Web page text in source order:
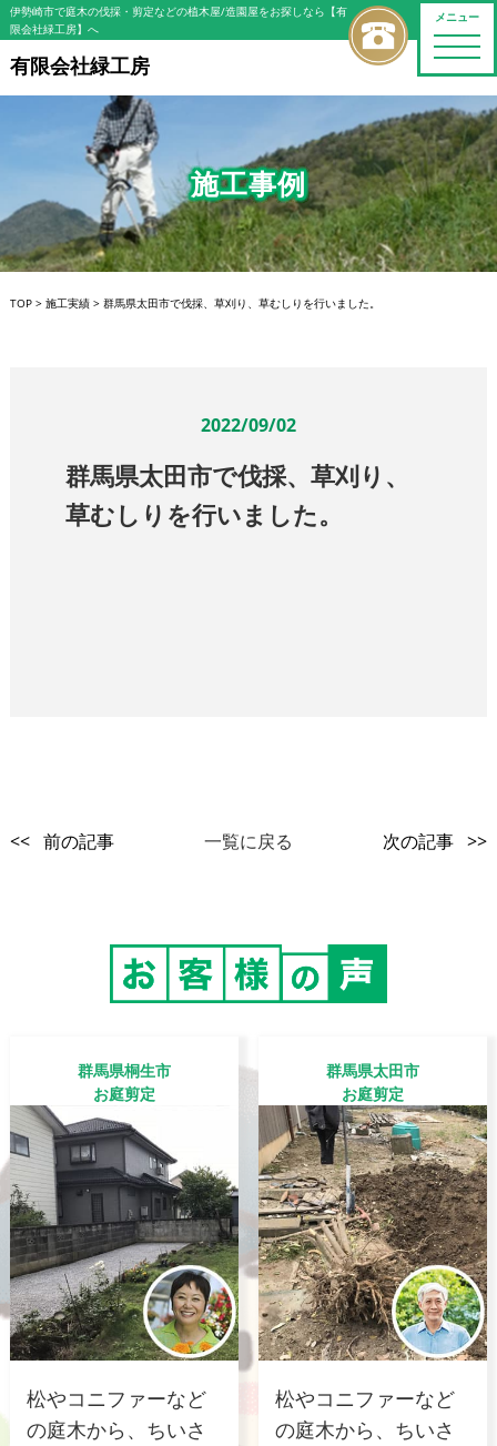
メニュー
toggle
伊勢崎市で庭木の伐採・剪定などの植木屋/造園屋をお探しなら【有
限会社緑工房】へ
有限会社緑工房
施工事例
TOP> 施工実績> 群馬県太田市で伐採、草刈り、草むしりを行いました。
2022/09/02
群馬県太田市で伐採、草刈り、
草むしりを行いました。
<< 前の記事 一覧に戻る 次の記事 >>
群馬県桐生市
お庭剪定
松やコニファーなど
の庭木から、ちいさ
群馬県太田市
お庭剪定
松やコニファーなど
の庭木から、ちいさ